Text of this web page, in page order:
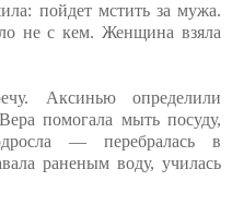
пойдет мстить за мужа.
не с кем. Женщина взяла
Аксинью определили
помогала мыть посуду,
— перебралась в
раненым воду, училась